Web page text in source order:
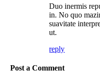
Duo inermis
in. No quo
suavitate
ut.
reply
Post a Comment